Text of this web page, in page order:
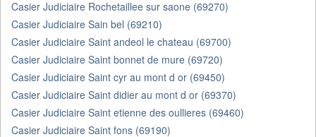
Casier Judiciaire Rochetaillee sur saone (69270)
Casier Judiciaire Sain bel (69210)
Casier Judiciaire Saint andeol le chateau (69700)
Casier Judiciaire Saint bonnet de mure (69720)
Casier Judiciaire Saint cyr au mont d or (69450)
Casier Judiciaire Saint didier au mont d or (69370)
Casier Judiciaire Saint etienne des oullieres (69460)
Casier Judiciaire Saint fons (69190)